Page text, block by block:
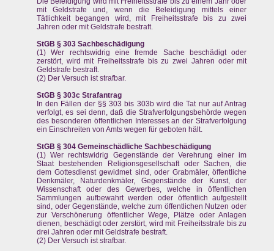
mit Geldstrafe und, wenn die Beleidigung mittels einer
Tätlichkeit begangen wird, mit Freiheitsstrafe bis zu zwei
Jahren oder mit Geldstrafe bestraft.
StGB § 303 Sachbeschädigung
(1) Wer rechtswidrig eine fremde Sache beschädigt oder
zerstört, wird mit Freiheitsstrafe bis zu zwei Jahren oder mit
Geldstrafe bestraft.
(2) Der Versuch ist strafbar.
StGB § 303c Strafantrag
In den Fällen der §§ 303 bis 303b wird die Tat nur auf Antrag
verfolgt, es sei denn, daß die Strafverfolgungsbehörde wegen
des besonderen öffentlichen Interesses an der Strafverfolgung
ein Einschreiten von Amts wegen für geboten hält.
StGB § 304 Gemeinschädliche Sachbeschädigung
(1) Wer rechtswidrig Gegenstände der Verehrung einer im
Staat bestehenden Religionsgesellschaft oder Sachen, die
dem Gottesdienst gewidmet sind, oder Grabmäler, öffentliche
Denkmäler, Naturdenkmäler, Gegenstände der Kunst, der
Wissenschaft oder des Gewerbes, welche in öffentlichen
Sammlungen aufbewahrt werden oder öffentlich aufgestellt
sind, oder Gegenstände, welche zum öffentlichen Nutzen oder
zur Verschönerung öffentlicher Wege, Plätze oder Anlagen
dienen, beschädigt oder zerstört, wird mit Freiheitsstrafe bis zu
drei Jahren oder mit Geldstrafe bestraft.
(2) Der Versuch ist strafbar.